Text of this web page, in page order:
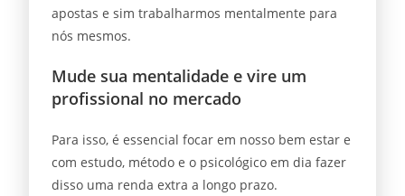
apostas e sim trabalharmos mentalmente para
nós mesmos.
Mude sua mentalidade e vire um
profissional no mercado
Para isso, é essencial focar em nosso bem estar e
com estudo, método e o psicológico em dia fazer
disso uma renda extra a longo prazo.